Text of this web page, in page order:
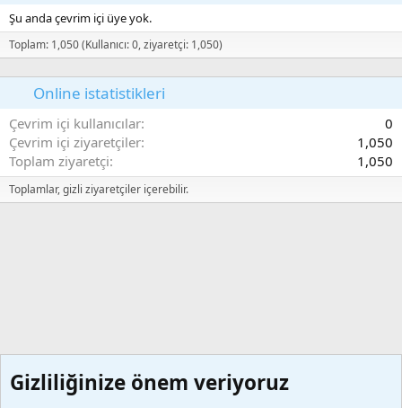
Şu anda çevrim içi üye yok.
Toplam: 1,050 (Kullanıcı: 0, ziyaretçi: 1,050)
Online istatistikleri
Çevrim içi kullanıcılar
0
Çevrim içi ziyaretçiler
1,050
Toplam ziyaretçi
1,050
Toplamlar, gizli ziyaretçiler içerebilir.
Gizliliğinize önem veriyoruz